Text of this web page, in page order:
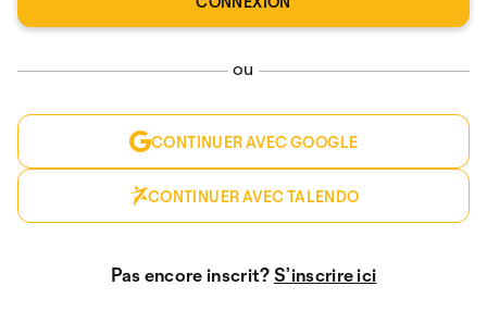
ou
CONTINUER AVEC GOOGLE
CONTINUER AVEC TALENDO
Pas encore inscrit?S’inscrire ici